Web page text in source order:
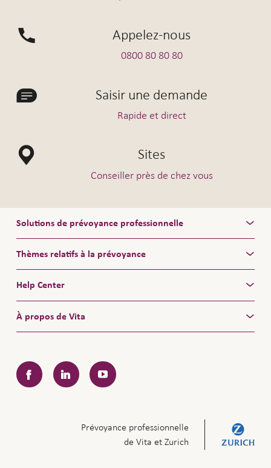
Appelez-nous
0800 80 80 80
Saisir une demande
Rapide et direct
Sites
Conseiller près de chez vous
Solutions de prévoyance professionnelle
Thèmes relatifs à la prévoyance
Help Center
À propos de Vita
FacebookLinkedInYouTube
Prévoyance professionnelle
de Vita et Zurich